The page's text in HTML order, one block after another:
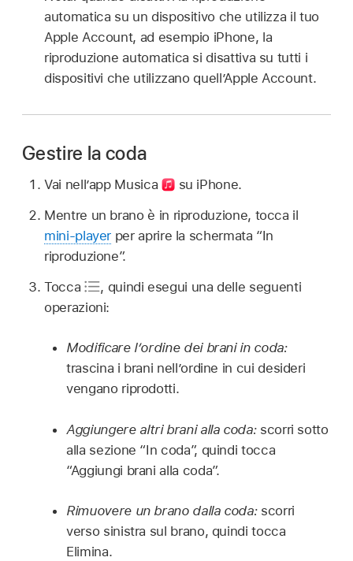
automatica su un dispositivo che utilizza il tuo
Apple Account, ad esempio iPhone, la
riproduzione automatica si disattiva su tutti i
dispositivi che utilizzano quell’Apple Account.
Gestire la coda
Vai nell’app Musica
su iPhone.
Mentre un brano è in riproduzione, tocca il
mini-player per aprire la schermata “In
riproduzione”.
Tocca
, quindi esegui una delle seguenti
operazioni:
Modificare l’ordine dei brani in coda:
trascina i brani nell’ordine in cui desideri
vengano riprodotti.
Aggiungere altri brani alla coda: scorri sotto
alla sezione “In coda”, quindi tocca
“Aggiungi brani alla coda”.
Rimuovere un brano dalla coda: scorri
verso sinistra sul brano, quindi tocca
Elimina.